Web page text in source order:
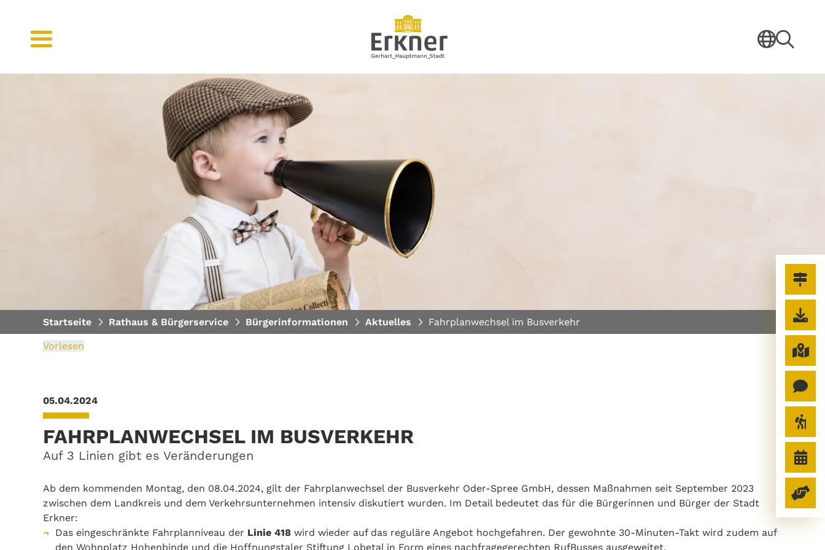
Startseite Rathaus & Bürgerservice Bürgerinformationen Aktuelles Fahrplanwechsel im Busverkehr
Vorlesen
05.04.2024
FAHRPLANWECHSEL IM BUSVERKEHR
Auf 3 Linien gibt es Veränderungen
Ab dem kommenden Montag, den 08.04.2024, gilt der Fahrplanwechsel der Busverkehr Oder-Spree GmbH, dessen Maßnahmen seit September 2023
zwischen dem Landkreis und dem Verkehrsunternehmen intensiv diskutiert wurden. Im Detail bedeutet das für die Bürgerinnen und Bürger der Stadt
Erkner:
Das eingeschränkte Fahrplanniveau der Linie 418wird wieder auf das reguläre Angebot hochgefahren. Der gewohnte 30-Minuten-Takt wird zudem auf
den Wohnplatz Hohenbinde und die Hoffnungstaler Stiftung Lobetal in Form eines nachfragegerechten RufBusses ausgeweitet.